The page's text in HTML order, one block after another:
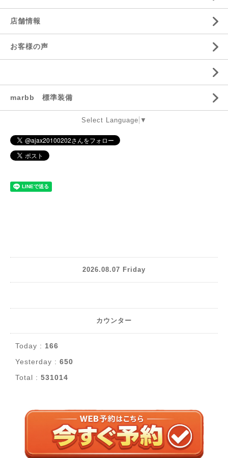
店舗情報
お客様の声
marbb 標準装備
Select Language ▼
2026.08.07 Friday
カウンター
Today : 166
Yesterday : 650
Total : 531014